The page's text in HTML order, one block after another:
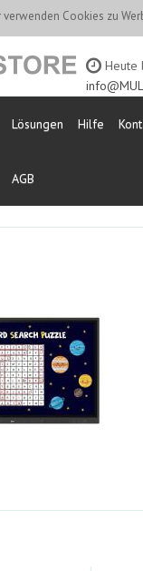
Cookies zu
Heute
Lösungen Hilfe
AGB